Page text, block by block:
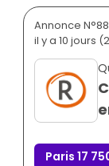
Annonce
il y a 10 jours
Paris 17